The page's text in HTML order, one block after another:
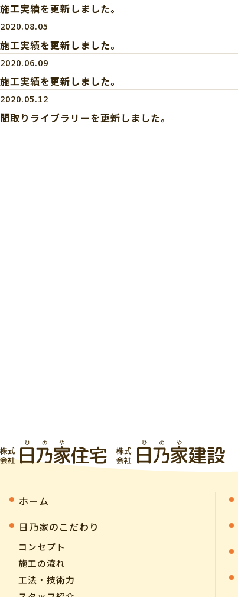
施工実績を更新しました。
2020.08.05
施工実績を更新しました。
2020.06.09
施工実績を更新しました。
2020.05.12
間取りライブラリーを更新しました。
ホーム
⽇乃家のこだわり
コンセプト
施工の流れ
工法・技術力